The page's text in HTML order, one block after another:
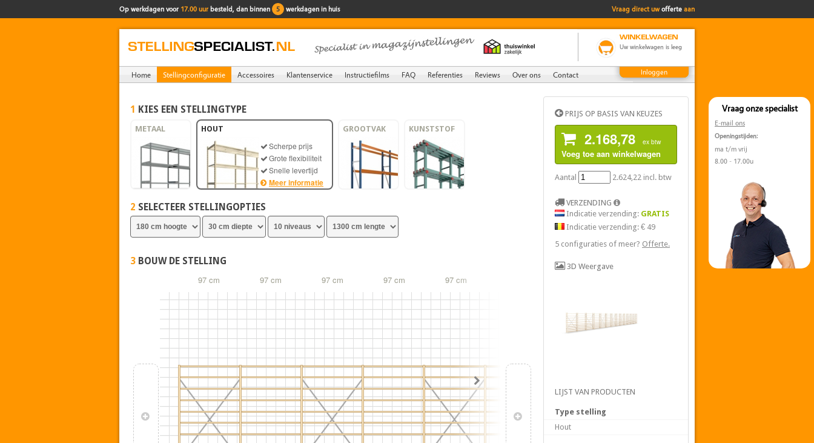
Op werkdagen voor 17.00 uur besteld, dan binnen 5 werkdagen in huis Vraag direct uwofferte aan
Vraag onze specialist
E-mail ons
Openingstijden:
ma t/m vrij
8.00 - 17.00u
Inloggen
Uw winkelwagen is leeg
Home Stellingconfiguratie Accessoires Klantenservice Instructiefilms FAQ Referenties Reviews Over ons Contact
1 KIES EEN STELLINGTYPE
METAAL HOUT
Scherpe prijs
Grote flexibiliteit
Snelle levertijd
Meer informatie
GROOTVAK KUNSTSTOF
2 SELECTEER STELLINGOPTIES
3 BOUW DE STELLING
97 cm
97 cm 97 cm 97 cm 97 cm
PRIJS OP BASIS VAN KEUZES
2.168,78 ex btw
Voeg toe aan winkelwagen
Aantal 2.624,22 incl. btw
VERZENDING
Indicatie verzending: GRATIS
Indicatie verzending: € 49
5 configuraties of meer? Offerte.
3D Weergave
LIJST VAN PRODUCTEN
Type stelling
Hout